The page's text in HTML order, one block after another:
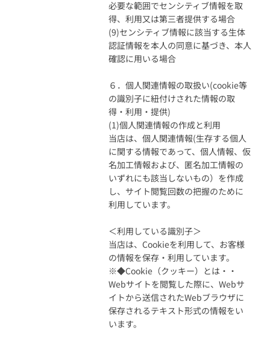
必要な範囲でセンシティブ情報を取
得、利用又は第三者提供する場合
(9)センシティブ情報に該当する生体
認証情報を本人の同意に基づき、本人
確認に用いる場合
６．個人関連情報の取扱い(cookie等
の識別子に紐付けされた情報の取
得・利用・提供)
(1)個人関連情報の作成と利用
当店は、個人関連情報(生存する個人
に関する情報であって、個人情報、仮
名加工情報および、匿名加工情報の
いずれにも該当しないもの）を作成
し、サイト閲覧回数の把握のために
利用しています。
＜利用している識別子＞
当店は、Cookieを利用して、お客様
の情報を保存・利用しています。
※◆Cookie（クッキー）とは・・
Webサイトを閲覧した際に、Webサ
イトから送信されたWebブラウザに
保存されるテキスト形式の情報をい
います。